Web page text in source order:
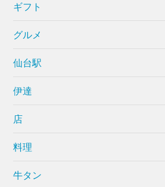
ギフト
グルメ
仙台駅
伊達
店
料理
牛タン